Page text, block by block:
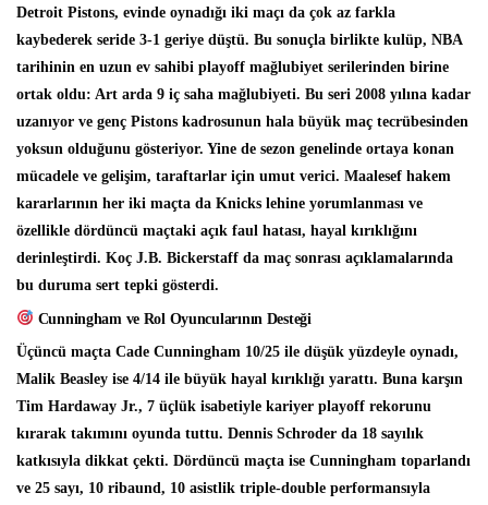
Detroit Pistons, evinde oynadığı iki maçı da çok az farkla
kaybederek seride 3-1 geriye düştü. Bu sonuçla birlikte kulüp, NBA
tarihinin en uzun ev sahibi playoff mağlubiyet serilerinden birine
ortak oldu: Art arda 9 iç saha mağlubiyeti. Bu seri 2008 yılına kadar
uzanıyor ve genç Pistons kadrosunun hala büyük maç tecrübesinden
yoksun olduğunu gösteriyor. Yine de sezon genelinde ortaya konan
mücadele ve gelişim, taraftarlar için umut verici. Maalesef hakem
kararlarının her iki maçta da Knicks lehine yorumlanması ve
özellikle dördüncü maçtaki açık faul hatası, hayal kırıklığını
derinleştirdi. Koç J.B. Bickerstaff da maç sonrası açıklamalarında
bu duruma sert tepki gösterdi.
Cunningham ve Rol Oyuncularının Desteği
Üçüncü maçta Cade Cunningham 10/25 ile düşük yüzdeyle oynadı,
Malik Beasley ise 4/14 ile büyük hayal kırıklığı yarattı. Buna karşın
Tim Hardaway Jr., 7 üçlük isabetiyle kariyer playoff rekorunu
kırarak takımını oyunda tuttu. Dennis Schroder da 18 sayılık
katkısıyla dikkat çekti. Dördüncü maçta ise Cunningham toparlandı
ve 25 sayı, 10 ribaund, 10 asistlik triple-double performansıyla